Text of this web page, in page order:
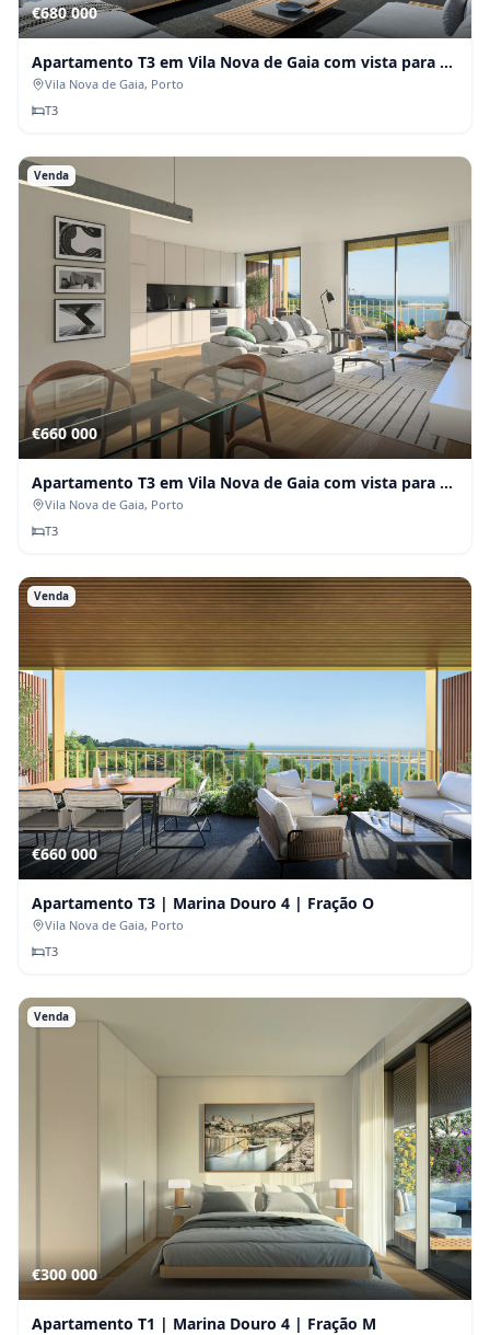
€680 000
Apartamento T3 em Vila Nova de Gaia com vista para o
Douro
Vila Nova de Gaia, Porto
T3
Venda
€660 000
Apartamento T3 em Vila Nova de Gaia com vista para o
Douro
Vila Nova de Gaia, Porto
T3
Venda
€660 000
Apartamento T3 | Marina Douro 4 | Fração O
Vila Nova de Gaia, Porto
T3
Venda
€300 000
Apartamento T1 | Marina Douro 4 | Fração M